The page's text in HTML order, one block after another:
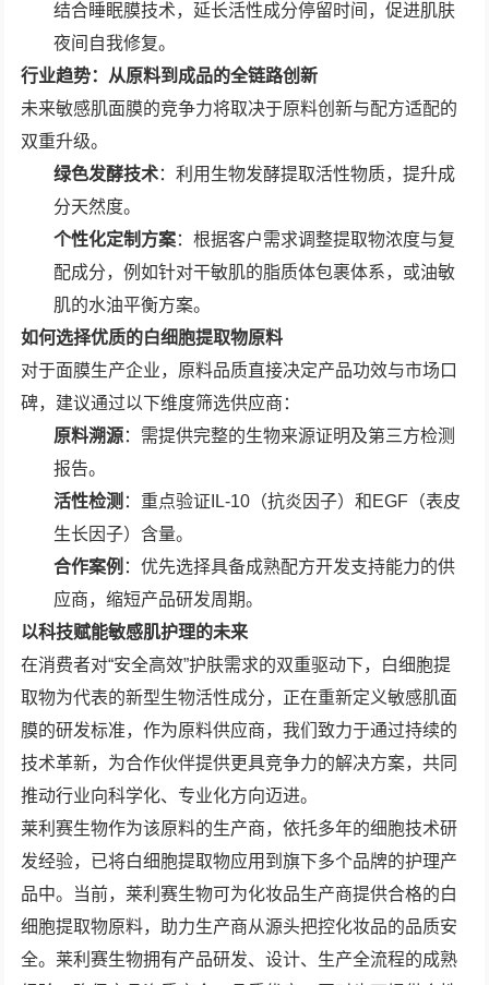
结合睡眠膜技术，延长活性成分停留时间，促进肌肤
夜间自我修复。
行业趋势：从原料到成品的全链路创新
未来敏感肌面膜的竞争力将取决于原料创新与配方适配的
双重升级。
绿色发酵技术：利用生物发酵提取活性物质，提升成
分天然度。
个性化定制方案：根据客户需求调整提取物浓度与复
配成分，例如针对干敏肌的脂质体包裹体系，或油敏
肌的水油平衡方案。
如何选择优质的白细胞提取物原料
对于面膜生产企业，原料品质直接决定产品功效与市场口
碑，建议通过以下维度筛选供应商：
原料溯源：需提供完整的生物来源证明及第三方检测
报告。
活性检测 ：重点验证IL-10（抗炎因子）和EGF（表皮
生长因子）含量。
合作案例 ：优先选择具备成熟配方开发支持能力的供
应商，缩短产品研发周期。
以科技赋能敏感肌护理的未来
在消费者对“安全高效”护肤需求的双重驱动下，白细胞提
取物为代表的新型生物活性成分，正在重新定义敏感肌面
膜的研发标准，作为原料供应商，我们致力于通过持续的
技术革新，为合作伙伴提供更具竞争力的解决方案，共同
推动行业向科学化、专业化方向迈进。
莱利赛生物作为该原料的生产商，依托多年的细胞技术研
发经验，已将白细胞提取物应用到旗下多个品牌的护理产
品中。当前，莱利赛生物可为化妆品生产商提供合格的白
细胞提取物原料，助力生产商从源头把控化妆品的品质安
全。莱利赛生物拥有产品研发、设计、生产全流程的成熟